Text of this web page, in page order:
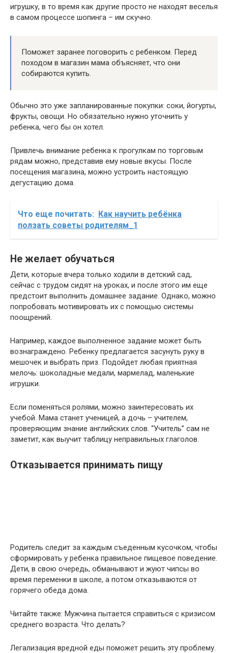
игрушку, в то время как другие просто не находят веселья
в самом процессе шопинга – им скучно.
Поможет заранее поговорить с ребенком. Перед
походом в магазин мама объясняет, что они
собираются купить.
Обычно это уже запланированные покупки: соки, йогурты,
фрукты, овощи. Но обязательно нужно уточнить у
ребенка, чего бы он хотел.
Привлечь внимание ребенка к прогулкам по торговым
рядам можно, представив ему новые вкусы. После
посещения магазина, можно устроить настоящую
дегустацию дома.
Что еще почитать: Как научить ребёнка
ползать советы родителям_1
Не желает обучаться
Дети, которые вчера только ходили в детский сад,
сейчас с трудом сидят на уроках, и после этого им еще
предстоит выполнить домашнее задание. Однако, можно
попробовать мотивировать их с помощью системы
поощрений.
Например, каждое выполненное задание может быть
вознаграждено. Ребенку предлагается засунуть руку в
мешочек и выбрать приз. Подойдет любая приятная
мелочь: шоколадные медали, мармелад, маленькие
игрушки.
Если поменяться ролями, можно заинтересовать их
учебой. Мама станет ученицей, а дочь – учителем,
проверяющим знание английских слов. “Учитель” сам не
заметит, как выучит таблицу неправильных глаголов.
Отказывается принимать пищу
Родитель следит за каждым съеденным кусочком, чтобы
сформировать у ребенка правильное пищевое поведение.
Дети, в свою очередь, обманывают и жуют чипсы во
время переменки в школе, а потом отказываются от
горячего обеда дома.
Читайте также: Мужчина пытается справиться с кризисом
среднего возраста. Что делать?
Легализация вредной еды поможет решить эту проблему.